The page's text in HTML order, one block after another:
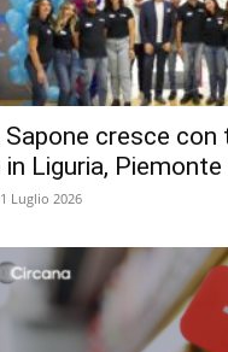
cresce con
Liguria, Piemonte
Luglio 2026